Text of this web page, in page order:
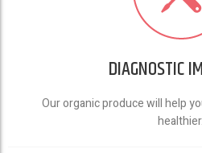
DIAGNOSTIC
Our organic produce will help
healthier.